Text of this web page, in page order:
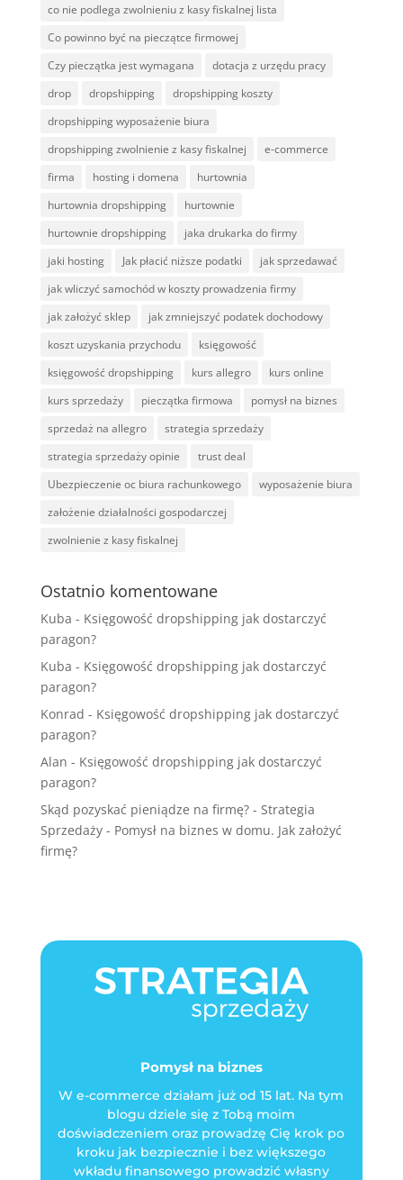
co nie podlega zwolnieniu z kasy fiskalnej lista
Co powinno być na pieczątce firmowej
Czy pieczątka jest wymagana
dotacja z urzędu pracy
drop
dropshipping
dropshipping koszty
dropshipping wyposażenie biura
dropshipping zwolnienie z kasy fiskalnej
e-commerce
firma
hosting i domena
hurtownia
hurtownia dropshipping
hurtownie
hurtownie dropshipping
jaka drukarka do firmy
jaki hosting
Jak płacić niższe podatki
jak sprzedawać
jak wliczyć samochód w koszty prowadzenia firmy
jak założyć sklep
jak zmniejszyć podatek dochodowy
koszt uzyskania przychodu
księgowość
księgowość dropshipping
kurs allegro
kurs online
kurs sprzedaży
pieczątka firmowa
pomysł na biznes
sprzedaż na allegro
strategia sprzedaży
strategia sprzedaży opinie
trust deal
Ubezpieczenie oc biura rachunkowego
wyposażenie biura
założenie działalności gospodarczej
zwolnienie z kasy fiskalnej
Ostatnio komentowane
Kuba - Księgowość dropshipping jak dostarczyć
paragon?
Kuba - Księgowość dropshipping jak dostarczyć
paragon?
Konrad - Księgowość dropshipping jak dostarczyć
paragon?
Alan - Księgowość dropshipping jak dostarczyć
paragon?
Skąd pozyskać pieniądze na firmę? - Strategia
Sprzedaży- Pomysł na biznes w domu. Jak założyć
firmę?
Pomysł na biznes
W e-commerce działam już od 15 lat. Na tym
blogu dziele się z Tobą moim
doświadczeniem oraz prowadzę Cię krok po
kroku jak bezpiecznie i bez większego
wkładu finansowego prowadzić własny